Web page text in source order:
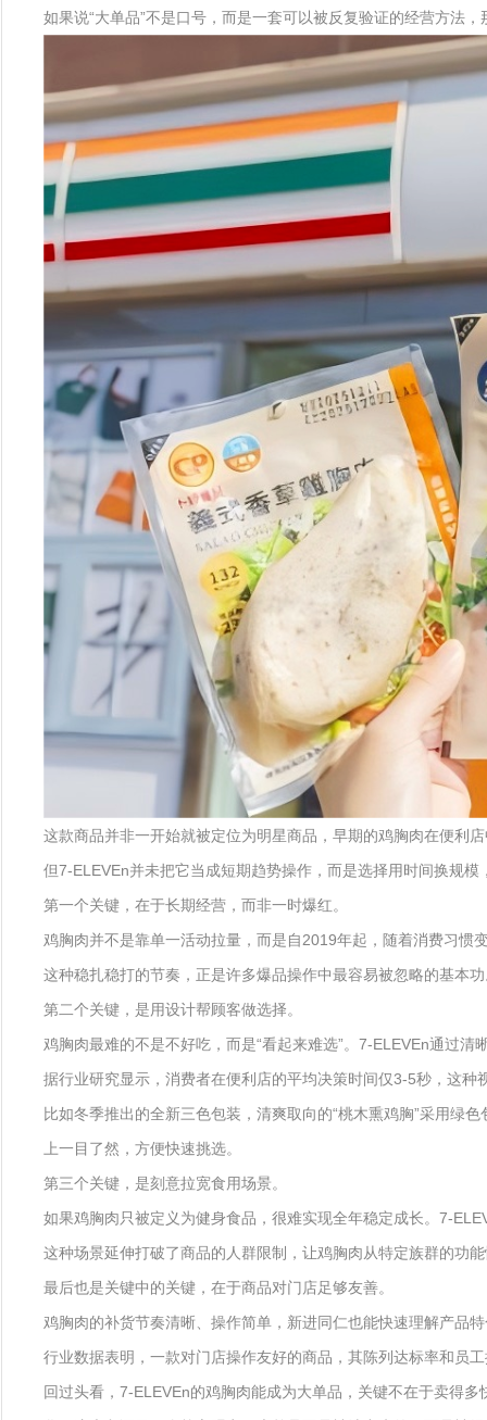
如果说“大单品”不是口号，而是一套可以被反复验证的经营方法
这款商品并非一开始就被定位为明星商品，早期的鸡胸肉在便利
但7-ELEVEn并未把它当成短期趋势操作，而是选择用时间换规
第一个关键，在于长期经营，而非一时爆红。
鸡胸肉并不是靠单一活动拉量，而是自2019年起，随着消费习
这种稳扎稳打的节奏，正是许多爆品操作中最容易被忽略的基本
第二个关键，是用设计帮顾客做选择。
鸡胸肉最难的不是不好吃，而是“看起来难选”。7-ELEVEn通过
据行业研究显示，消费者在便利店的平均决策时间仅3-5秒，这
比如冬季推出的全新三色包装，清爽取向的“桃木熏鸡胸”采用绿
上一目了然，方便快速挑选。
第三个关键，是刻意拉宽食用场景。
如果鸡胸肉只被定义为健身食品，很难实现全年稳定成长。7-
这种场景延伸打破了商品的人群限制，让鸡胸肉从特定族群的功
最后也是关键中的关键，在于商品对门店足够友善。
鸡胸肉的补货节奏清晰、操作简单，新进同仁也能快速理解产品
行业数据表明，一款对门店操作友好的商品，其陈列达标率和员
回过头看，7-ELEVEn的鸡胸肉能成为大单品，关键不在于卖得